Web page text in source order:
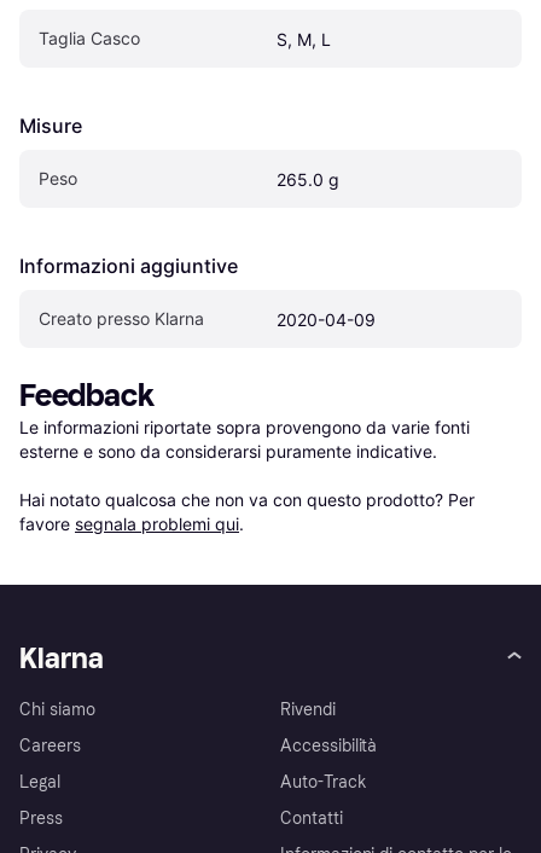
Taglia Casco S, M, L
Misure
Peso 265.0 g
Informazioni aggiuntive
Creato presso Klarna 2020-04-09
Feedback
Le informazioni riportate sopra provengono da varie fonti
esterne e sono da considerarsi puramente indicative.
Hai notato qualcosa che non va con questo prodotto? Per
favore segnala problemi qui.
Klarna
Chi siamo
Careers
Legal
Press
Rivendi
Accessibilità
Auto-Track
Contatti